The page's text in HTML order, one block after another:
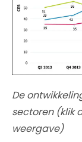
De
sectoren (klik
weergave)